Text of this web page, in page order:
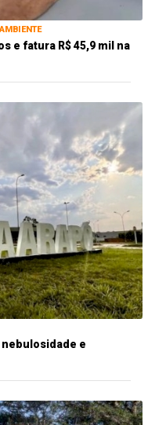
e fatura R$ 45,9 mil na
nebulosidade e